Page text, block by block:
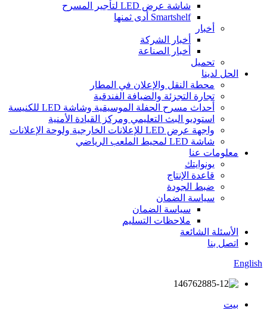
شاشة عرض LED لتأجير المسرح
Smartshelf أدى ثمنها
أخبار
أخبار الشركة
أخبار الصناعة
تحميل
الحل لدينا
محطة النقل والإعلان في المطار
تجارة التجزئة والضيافة الفندقية
أحداث مسرح الحفلة الموسيقية وشاشة LED للكنيسة
استوديو البث التعليمي ومركز القيادة الأمنية
واجهة عرض LED للإعلانات الخارجية ولوحة الإعلانات
شاشة LED لمحيط الملعب الرياضي
معلومات عنا
يونوايتك
قاعدة الإنتاج
ضبط الجودة
سياسة الضمان
سياسة الضمان
ملاحظات التسليم
الأسئلة الشائعة
اتصل بنا
English
بيت